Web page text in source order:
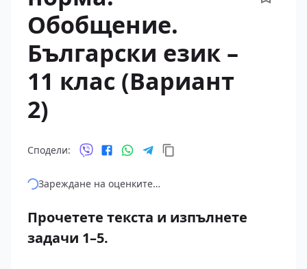
Обобщение.
Български език –
11 клас (Вариант
2)
Сподели:
Зареждане на оценките…
Прочетете текста и изпълнете
задачи 1–5.